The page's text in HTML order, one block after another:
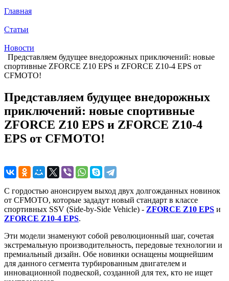
Главная
Статьи
Новости
Представляем будущее внедорожных приключений: новые
спортивные ZFORCE Z10 EPS и ZFORCE Z10-4 EPS от
CFMOTO!
Представляем будущее внедорожных
приключений: новые спортивные
ZFORCE Z10 EPS и ZFORCE Z10-4
EPS от CFMOTO!
С гордостью анонсируем выход двух долгожданных новинок
от CFMOTO, которые зададут новый стандарт в классе
спортивных SSV (Side-by-Side Vehicle) - ZFORCE Z10 EPS и
ZFORCE Z10-4 EPS.
Эти модели знаменуют собой революционный шаг, сочетая
экстремальную производительность, передовые технологии и
премиальный дизайн. Обе новинки оснащены мощнейшим
для данного сегмента турбированным двигателем и
инновационной подвеской, созданной для тех, кто не ищет